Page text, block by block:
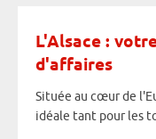
L'Alsace :
d'affaires
Située au cœur de
idéale tant pour les